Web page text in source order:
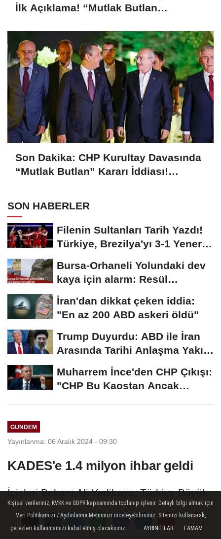
Yorumlar
Yorumlar
İlk Açıklama! “Mutlak Butlan
Son Dakika: CHP Kurultay Davasında
“Mutlak Butlan” Kararı İddiası!
SON HABERLER
Filenin Sultanları Tarih Yazdı!
Türkiye, Brezilya'yı 3-1 Yenerek
Bursa-Orhaneli Yolundaki dev
kaya için alarm: Resül
Kaplan'dan yetkililere...
İran'dan dikkat çeken iddia:
"En az 200 ABD askeri öldü"
Trump Duyurdu: ABD ile İran
Arasında Tarihi Anlaşma Yakın!
Muharrem İnce'den CHP Çıkışı:
"CHP Bu Kaostan Ancak
GÜNDEM
Yayınlanma: 06 Aralık 2024 - 09:30
KADES'e 1.4 milyon ihbar geldi
İçişleri Bakanı Ali Yerlikaya, Türkiye Büyük
Millet Meclisi (TBMM) Kadına Karşı Şiddeti
ve Ayrımcılığı Araştırma Komisyonu üyeleri
Yorumlar
Kişisel verileriniz, KVKK ve GDPR kapsamında toplanıp işlenir. Detaylı bilgi almak için
Veri Politikamızı / Aydınlatma Metnimizi inceleyebilirsiniz. Sitemizi kullanarak,
çerezleri kullanmamızı kabul etmiş olacaksınız.
AYRINTILAR TAMAM